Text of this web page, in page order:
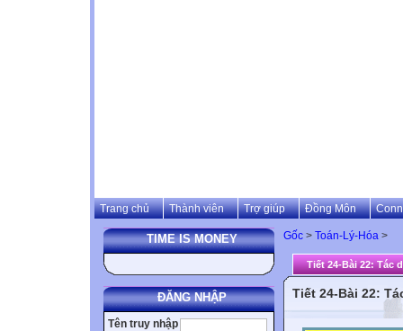
Trang chủ Thành viên Trợ giúp Đồng Môn
TIME IS MONEY
ĐĂNG NHẬP
Tên truy nhập
Gốc > Toán-Lý-Hóa >
Tiết 24-Bài 22: Tác
Tiết 24-Bài 22: